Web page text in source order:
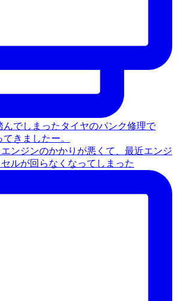
ンジンのかかりが悪くて、最近エンジ
ルが回らなくなってしまった